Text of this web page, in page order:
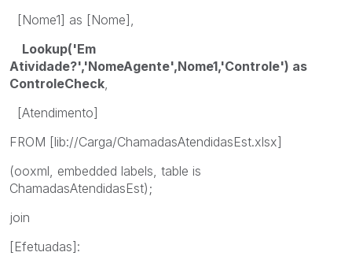
[Nome1] as [Nome],
Lookup('Em
Atividade?','NomeAgente',Nome1,'Controle') as
ControleCheck,
[Atendimento]
FROM [lib://Carga/ChamadasAtendidasEst.xlsx]
(ooxml, embedded labels, table is
ChamadasAtendidasEst);
join
[Efetuadas]: